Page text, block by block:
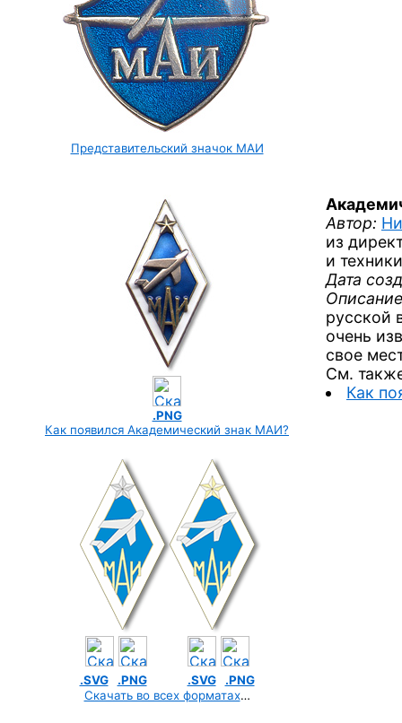
Представительский значок МАИ
.PNG
Как появился Академический знак МАИ?
.SVG .PNG .SVG
.PNG
Скачать во всех форматах…
Автор:
из
и техники
Дата
очень
свое
См.
Как